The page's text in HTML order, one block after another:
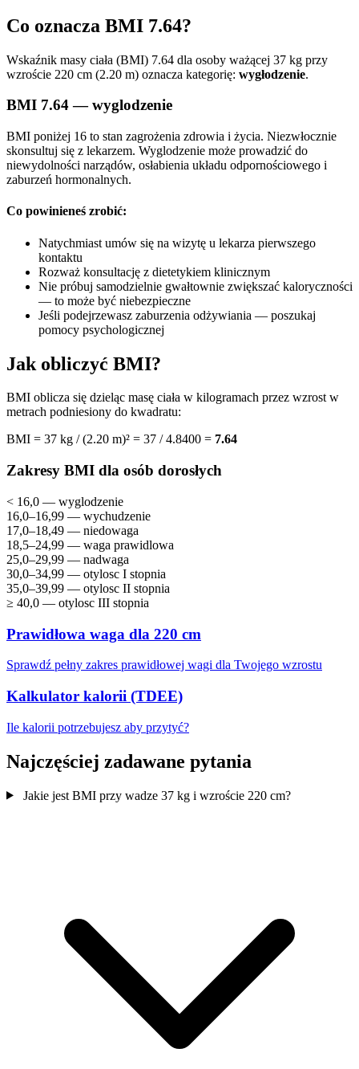
Co oznacza BMI 7.64?
Wskaźnik masy ciała (BMI) 7.64 dla osoby ważącej 37 kg przy
wzroście 220 cm (2.20 m) oznacza kategorię: wygłodzenie.
BMI 7.64 — wyglodzenie
BMI poniżej 16 to stan zagrożenia zdrowia i życia. Niezwłocznie
skonsultuj się z lekarzem. Wyglodzenie może prowadzić do
niewydolności narządów, osłabienia układu odpornościowego i
zaburzeń hormonalnych.
Co powinieneś zrobić:
Natychmiast umów się na wizytę u lekarza pierwszego
kontaktu
Rozważ konsultację z dietetykiem klinicznym
Nie próbuj samodzielnie gwałtownie zwiększać kaloryczności
— to może być niebezpieczne
Jeśli podejrzewasz zaburzenia odżywiania — poszukaj
pomocy psychologicznej
Jak obliczyć BMI?
BMI oblicza się dzieląc masę ciała w kilogramach przez wzrost w
metrach podniesiony do kwadratu:
BMI = 37 kg / (2.20 m)² = 37 / 4.8400 = 7.64
Zakresy BMI dla osób dorosłych
< 16,0 — wyglodzenie
16,0–16,99 — wychudzenie
17,0–18,49 — niedowaga
18,5–24,99 — waga prawidlowa
25,0–29,99 — nadwaga
30,0–34,99 — otylosc I stopnia
35,0–39,99 — otylosc II stopnia
≥ 40,0 — otylosc III stopnia
Prawidłowa waga dla 220 cm
Sprawdź pełny zakres prawidłowej wagi dla Twojego wzrostu
Kalkulator kalorii (TDEE)
Ile kalorii potrzebujesz aby przytyć?
Najczęściej zadawane pytania
Jakie jest BMI przy wadze 37 kg i wzroście 220 cm?